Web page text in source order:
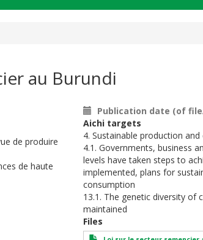
au Burundi
de produire
de haute
Publication date (of
Aichi targets
4. Sustainable production
4.1. Governments, business
levels have taken steps to
implemented, plans for
consumption
13.1. The genetic diversity of
maintained
Files